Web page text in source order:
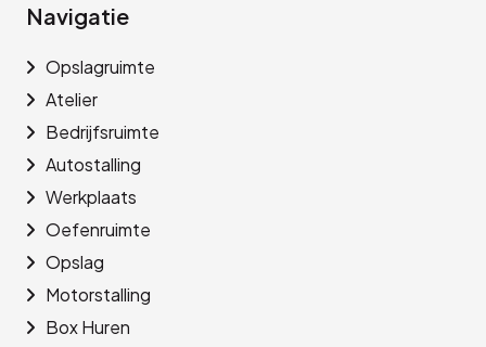
Navigatie
Opslagruimte
Atelier
Bedrijfsruimte
Autostalling
Werkplaats
Oefenruimte
Opslag
Motorstalling
Box Huren